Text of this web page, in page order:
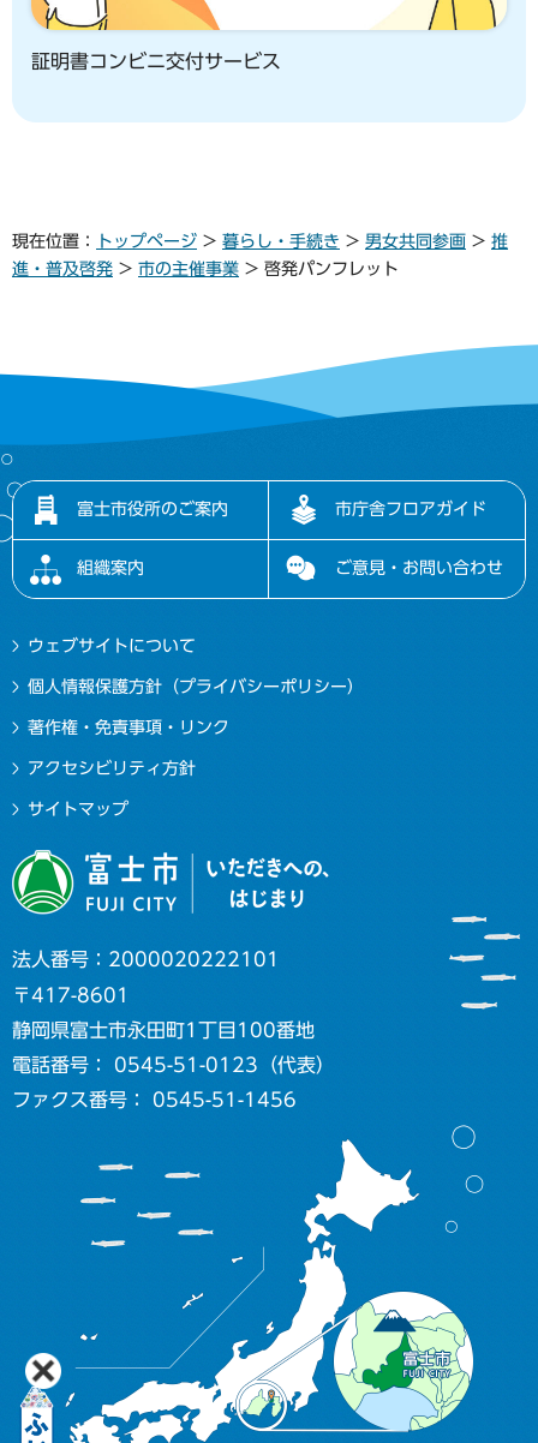
証明書コンビニ交付サービス
現在位置： トップページ > 暮らし・手続き > 男女共同参画 > 推
進・普及啓発 > 市の主催事業 > 啓発パンフレット
富士市役所のご案内 市庁舎フロアガイド
組織案内 ご意見・お問い合わせ
ウェブサイトについて
個人情報保護方針（プライバシーポリシー）
著作権・免責事項・リンク
アクセシビリティ方針
サイトマップ
法人番号：2000020222101
〒417-8601
静岡県富士市永田町1丁目100番地
電話番号： 0545-51-0123（代表）
ファクス番号： 0545-51-1456